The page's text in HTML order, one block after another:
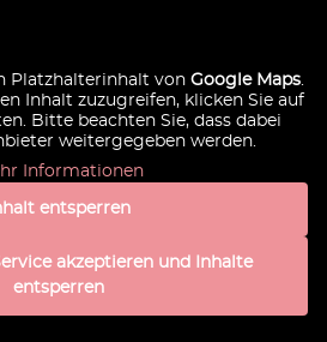
Platzhalterinhalt von Google Maps.
Inhalt zuzugreifen, klicken Sie auf
Bitte beachten Sie, dass dabei
weitergegeben werden.
Informationen
entsperren
akzeptieren und Inhalte
entsperren